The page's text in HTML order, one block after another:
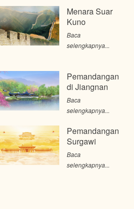
Menara Suar
Kuno
Baca
selengkapnya...
Pemandangan
di Jiangnan
Baca
selengkapnya...
Pemandangan
Surgawi
Baca
selengkapnya...